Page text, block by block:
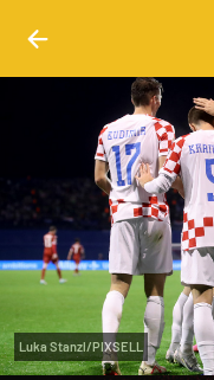
Luka Stanzl/PIXSELL